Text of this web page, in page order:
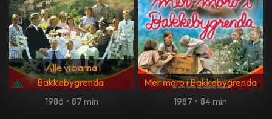
Alle vi barna i
Bakkebygrenda
1986 • 87 min
Mer moro i Bakkebygrenda
1987 • 84 min